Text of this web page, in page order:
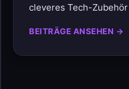
cleveres Tech-
BEITRÄGE ANSEHEN →